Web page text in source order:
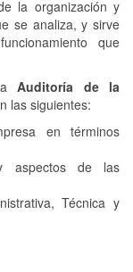
la organización y
se analiza, y sirve
que
Auditoría de la
las siguientes:
en términos
aspectos de las
Técnica y